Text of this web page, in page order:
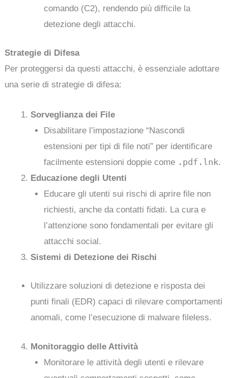
comando (C2), rendendo più difficile la
detezione degli attacchi.
Strategie di Difesa
Per proteggersi da questi attacchi, è essenziale adottare
una serie di strategie di difesa:
Sorveglianza dei File
Disabilitare l’impostazione “Nascondi
estensioni per tipi di file noti” per identificare
facilmente estensioni doppie come .pdf.lnk.
Educazione degli Utenti
Educare gli utenti sui rischi di aprire file non
richiesti, anche da contatti fidati. La cura e
l’attenzione sono fondamentali per evitare gli
attacchi social.
Sistemi di Detezione dei Rischi
Utilizzare soluzioni di detezione e risposta dei
punti finali (EDR) capaci di rilevare comportamenti
anomali, come l’esecuzione di malware fileless.
Monitoraggio delle Attività
Monitorare le attività degli utenti e rilevare